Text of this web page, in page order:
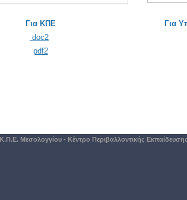
Για ΚΠΕ
Για
doc2
pdf2
Κ.Π.Ε. Μεσολογγίου - Κέντρο Περιβαλλοντικής Εκπαίδευσης